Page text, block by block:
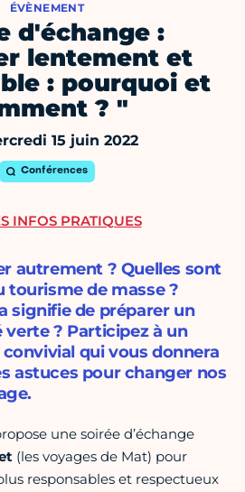
ÉVÈNEMENT
d'échange :
lentement et
: pourquoi et
? "
15 juin 2022
Conférences
autrement ? Quelles sont
tourisme de masse ?
signifie de préparer un
? Participez à un
qui vous donnera
astuces pour changer nos
une soirée d’échange
(les voyages de Mat) pour
responsables et respectueux
INFOS PRATIQUES